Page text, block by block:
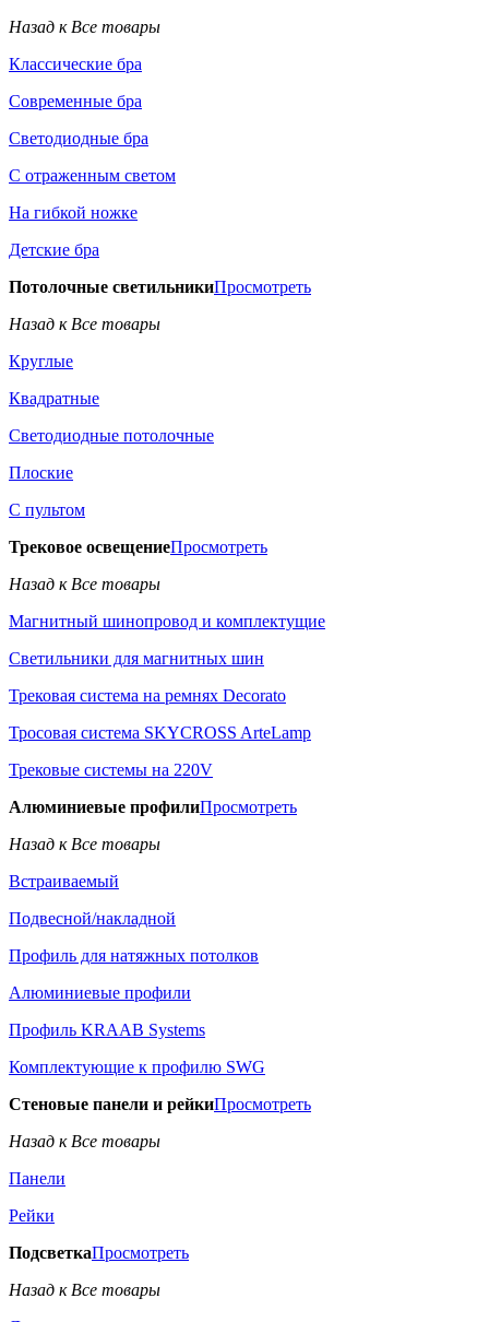
Назад к Все товары
Классические бра
Современные бра
Светодиодные бра
С отраженным светом
На гибкой ножке
Детские бра
Потолочные светильникиПросмотреть
Назад к Все товары
Круглые
Квадратные
Светодиодные потолочные
Плоские
С пультом
Трековое освещениеПросмотреть
Назад к Все товары
Магнитный шинопровод и комплектущие
Светильники для магнитных шин
Трековая система на ремнях Decorato
Тросовая система SKYCROSS ArteLamp
Трековые системы на 220V
Алюминиевые профилиПросмотреть
Назад к Все товары
Встраиваемый
Подвесной/накладной
Профиль для натяжных потолков
Алюминиевые профили
Профиль KRAAB Systems
Комплектующие к профилю SWG
Стеновые панели и рейкиПросмотреть
Назад к Все товары
Панели
Рейки
ПодсветкаПросмотреть
Назад к Все товары